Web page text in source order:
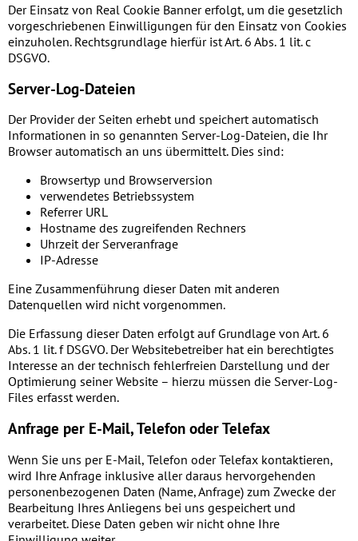
Der Einsatz von Real Cookie Banner erfolgt, um die gesetzlich
vorgeschriebenen Einwilligungen für den Einsatz von Cookies
einzuholen. Rechtsgrundlage hierfür ist Art. 6 Abs. 1 lit. c
DSGVO.
Server-Log-Dateien
Der Provider der Seiten erhebt und speichert automatisch
Informationen in so genannten Server-Log-Dateien, die Ihr
Browser automatisch an uns übermittelt. Dies sind:
Browsertyp und Browserversion
verwendetes Betriebssystem
Referrer URL
Hostname des zugreifenden Rechners
Uhrzeit der Serveranfrage
IP-Adresse
Eine Zusammenführung dieser Daten mit anderen
Datenquellen wird nicht vorgenommen.
Die Erfassung dieser Daten erfolgt auf Grundlage von Art. 6
Abs. 1 lit. f DSGVO. Der Websitebetreiber hat ein berechtigtes
Interesse an der technisch fehlerfreien Darstellung und der
Optimierung seiner Website – hierzu müssen die Server-Log-
Files erfasst werden.
Anfrage per E-Mail, Telefon oder Telefax
Wenn Sie uns per E-Mail, Telefon oder Telefax kontaktieren,
wird Ihre Anfrage inklusive aller daraus hervorgehenden
personenbezogenen Daten (Name, Anfrage) zum Zwecke der
Bearbeitung Ihres Anliegens bei uns gespeichert und
verarbeitet. Diese Daten geben wir nicht ohne Ihre